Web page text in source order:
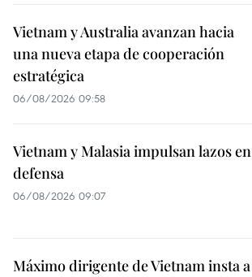
Vietnam y Australia avanzan hacia
una nueva etapa de cooperación
estratégica
06/08/2026 09:58
Vietnam y Malasia impulsan lazos en
defensa
06/08/2026 09:07
Máximo dirigente de Vietnam insta a